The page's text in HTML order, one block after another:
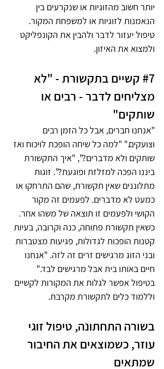
יותר חשוב מהזוגיות או שנקרעים בין
הנאמנות לזוגיות או למשפחת המקור.
טיפול יעזור לדבר ולהבין את הקונפליקט
ולמצוא את האיזון.
#7 קשיים בתקשורת - "לא
מצליחים לדבר - רבים או
שותקים"
"אנחנו חברים, אבל כל הזמן רבים
וצועקים." "למה כל שיחה הופכת לויכוח ואז
שותקים ולא מדברים?", "איך התקשורת
ביננו הפכה למזלזת ופוגעת?". זוגות
מתלוננים שאין תקשורת, שהם התרחקו או
כמעט לא מדברים. לפעמים זה מקור
הקושי ולפעמים זו תוצאה של משהו אחר.
כשאין תקשורת פתוחה, כנה וקרובה, בעיות
קטנות הופכות לגדולות, פגיעות מצטברות
ובני הזוג מרגישים זרים זה לזה. "אנחנו
חיים באותו בית אבל מרגישים לבד."
בטיפול אפשר לגלות את המקורות לקשיים
וללמוד כלים לתקשורת מקרבת.
בשורה התחתונה, טיפול זוגי
עוזר, כשמוצאים את החיבור
שמתאים